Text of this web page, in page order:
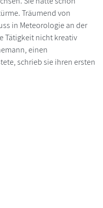
Träumend von
in Meteorologie an der
Tätigkeit nicht kreativ
einen
schrieb sie ihren ersten